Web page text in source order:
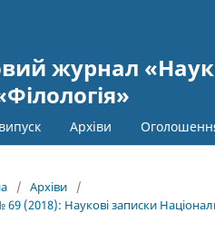
журнал
Архіви
/ Архіви
/
(2018): Наукові записки